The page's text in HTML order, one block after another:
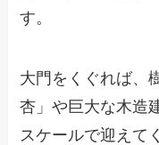
す。
大門をくぐれば、
杏」や巨大な木造
スケールで迎えて